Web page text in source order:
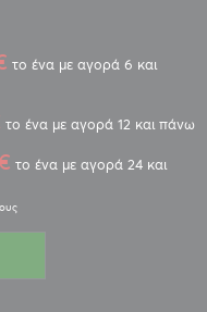
το ένα με αγορά 6 και
το ένα με αγορά 12 και πάνω
το ένα με αγορά 24 και